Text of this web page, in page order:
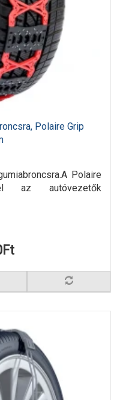
Polaire Grip
Polaire
az autóvezetők